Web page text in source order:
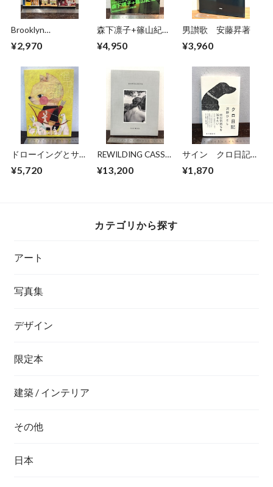
Brooklyn
Lacy
¥2,970
森下凛子+篠山紀
¥4,950
男讃歌 安藤昇著
¥3,960
ドローイングとサイ
2
¥5,720
REWILDING CASS
¥13,200
サイン クロ日記
¥1,870
カテゴリから探す
アート
写真集
デザイン
限定本
建築 / インテリア
その他
日本